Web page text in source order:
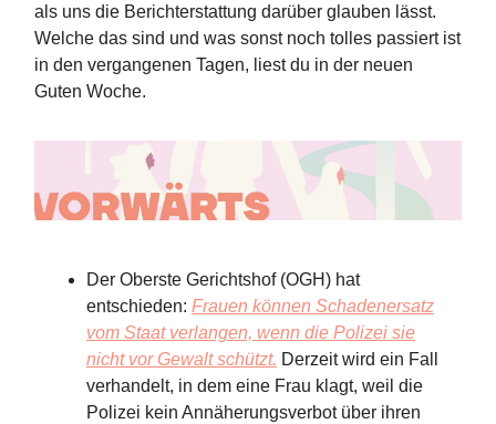
als uns die Berichterstattung darüber glauben lässt.
Welche das sind und was sonst noch tolles passiert ist
in den vergangenen Tagen, liest du in der neuen
Guten Woche.
Der Oberste Gerichtshof (OGH) hat
entschieden: Frauen können Schadenersatz
vom Staat verlangen, wenn die Polizei sie
nicht vor Gewalt schützt. Derzeit wird ein Fall
verhandelt, in dem eine Frau klagt, weil die
Polizei kein Annäherungsverbot über ihren